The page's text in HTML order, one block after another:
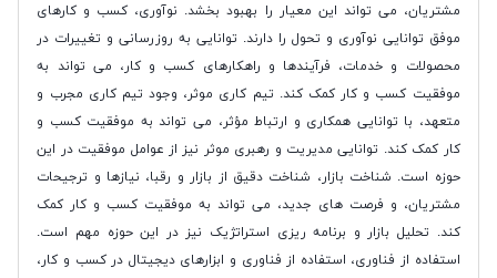
مشتریان، می تواند این معیار را بهبود بخشد. نوآوری، کسب و کارهای
موفق توانایی نوآوری و تحول را دارند. توانایی به روزرسانی و تغییرات در
محصولات و خدمات، فرآیندها و راهکارهای کسب و کار، می تواند به
موفقیت کسب و کار کمک کند. تیم کاری موثر، وجود تیم کاری مجرب و
متعهد، با توانایی همکاری و ارتباط مؤثر، می تواند به موفقیت کسب و
کار کمک کند. توانایی مدیریت و رهبری موثر نیز از عوامل موفقیت در این
حوزه است. شناخت بازار، شناخت دقیق از بازار و رقبا، نیازها و ترجیحات
مشتریان، و فرصت های جدید، می تواند به موفقیت کسب و کار کمک
کند. تحلیل بازار و برنامه ریزی استراتژیک نیز در این حوزه مهم است.
استفاده از فناوری، استفاده از فناوری و ابزارهای دیجیتال در کسب و کار،